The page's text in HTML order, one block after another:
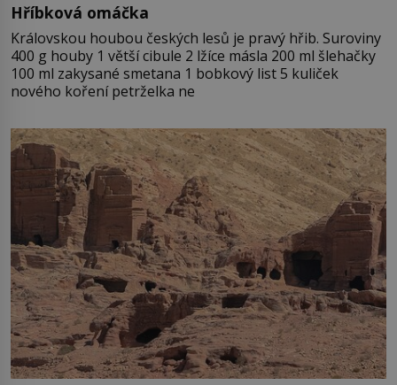
Hříbková omáčka
Královskou houbou českých lesů je pravý hřib. Suroviny
400 g houby 1 větší cibule 2 lžíce másla 200 ml šlehačky
100 ml zakysané smetana 1 bobkový list 5 kuliček
nového koření petrželka ne